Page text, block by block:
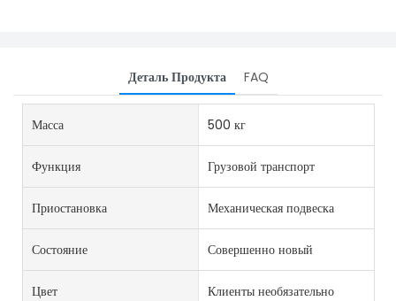
Деталь Продукта FAQ
Масса 500 кг
Функция Грузовой транспорт
Приостановка Механическая подвеска
Состояние Совершенно новый
Цвет Клиенты необязательно